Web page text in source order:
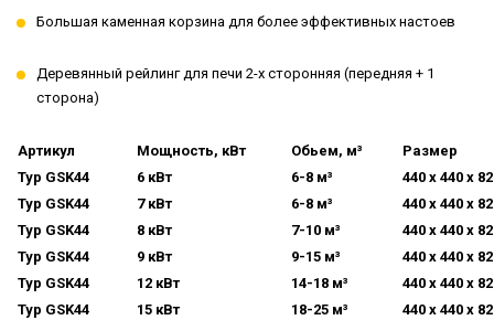
Большая каменная корзина для более эффективных настоев
Деревянный рейлинг для печи 2-х сторонняя (передняя + 1
сторона)
Артикул Мощность, кВт Обьем, м³
Размер
Typ GSK44
6 кВт 6-8 м³
440 x 440 x
Typ GSK44
7 кВт 6-8 м³
440 x 440 x
Typ GSK44
8 кВт 7-10 м³
440 x 440 x
Typ GSK44
9 кВт 9-15 м³
440 x 440 x
Typ GSK44
12 кВт 14-18 м³
440 x 440 x
Typ GSK44
15 кВт 18-25 м³ 440 x 440 x